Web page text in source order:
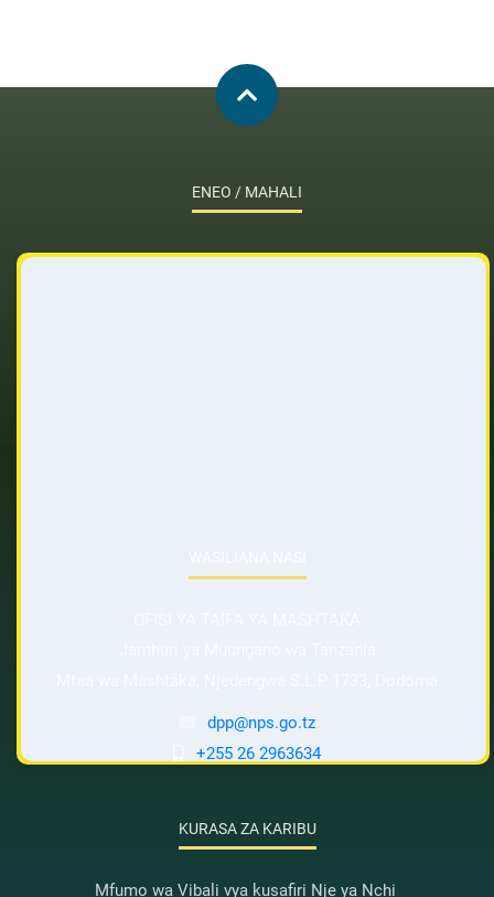
ENEO / MAHALI
dpp@nps.go.tz
+255 26 2963634
KURASA ZA KARIBU
Mfumo wa Vibali vya kusafiri Nje ya Nchi